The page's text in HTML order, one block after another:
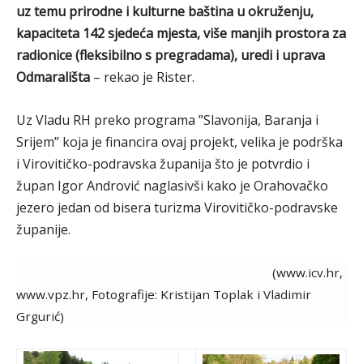
uz temu prirodne i kulturne baština u okruženju,
kapaciteta 142 sjedeća mjesta, više manjih prostora za
radionice (fleksibilno s pregradama), uredi i uprava
Odmarališta – rekao je Rister.
Uz Vladu RH preko programa ”Slavonija, Baranja i
Srijem” koja je financira ovaj projekt, velika je podrška
i Virovitičko-podravska županija što je potvrdio i
župan Igor Andrović naglasivši kako je Orahovačko
jezero jedan od bisera turizma Virovitičko-podravske
županije.
(www.icv.hr,
www.vpz.hr, Fotografije: Kristijan Toplak i Vladimir
Grgurić)